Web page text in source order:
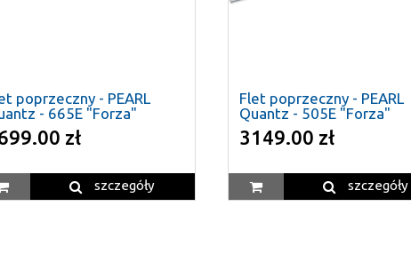
poprzeczny - PEARL
- 665E "Forza"
zł
szczegóły
Flet poprzeczny - PEARL
Quantz - 505E "Forza"
3149.00 zł
szczegóły